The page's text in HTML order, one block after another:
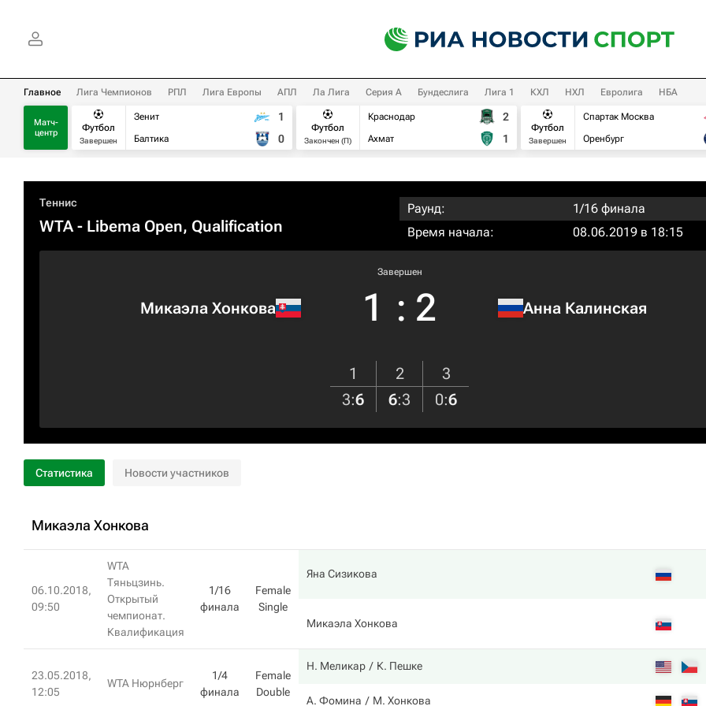
Главное Лига Чемпионов РПЛ Лига Европы АПЛ Ла Лига Серия А Бундеслига Лига 1 КХЛ НХЛ Евролига НБА
Матч-
центр
Футбол
Завершен
Зенит
Балтика
1
0
Футбол
Закончен (П)
Краснодар
Ахмат
2
1
Футбол
Завершен
Спартак Москва
Оренбург
Теннис
WTA- Libema Open, Qualification
Раунд:
1/16 финала
Время начала:
08.06.2019 в 18:15
Микаэла Хонкова
Завершен
1 : 2 Анна Калинская
1 2
3
3:6 6:3 0:6
Статистика Новости участников
Микаэла Хонкова
06.10.2018,
09:50
WTA
Тяньцзинь.
Открытый
чемпионат.
Квалификация
1/16
финала
Female
Single
Яна Сизикова
Микаэла Хонкова
23.05.2018,
12:05
WTA Нюрнберг
1/4
финала
Female
Double
Н. Меликар К. Пешке
А. Фомина М. Хонкова